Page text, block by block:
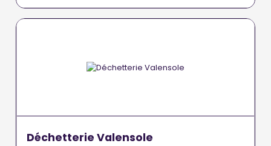
Déchetterie Valensole